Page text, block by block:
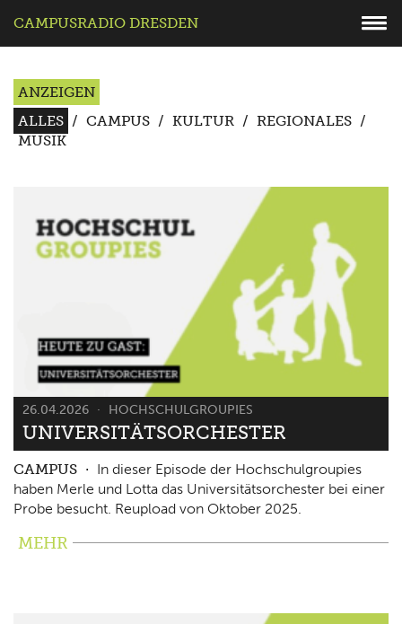
CAMPUSRADIO DRESDEN
ANZEIGEN
ALLES / CAMPUS / KULTUR / REGIONALES /
MUSIK
26.04.2026 HOCHSCHULGROUPIES
UNIVERSITÄTSORCHESTER
CAMPUS
In dieser Episode der Hochschulgroupies
haben Merle und Lotta das Universitätsorchester bei einer
Probe besucht. Reupload von Oktober 2025.
MEHR